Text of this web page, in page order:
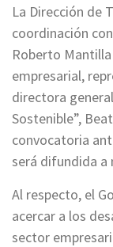
La Dirección de
coordinación
Roberto
empresarial,
directora
Sostenible”,
convocatoria
será difundida a
Al respecto, el
acercar a los
sector